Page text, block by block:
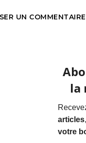
UN COMMENTAIRE